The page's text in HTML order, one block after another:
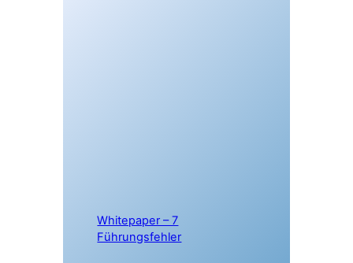
Whitepaper – 7
Führungsfehler